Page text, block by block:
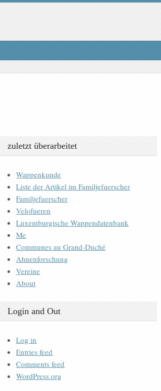
zuletzt überarbeitet
Wappenkunde
Liste der Artikel im Familjefuerscher
Familjefuerscher
Velofueren
Luxemburgische Wappendatenbank
Me
Communes au Grand-Duché
Ahnenforschung
Vereine
About
Login and Out
Log in
Entries feed
Comments feed
WordPress.org